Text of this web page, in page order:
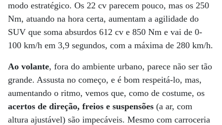
modo estratégico. Os 22 cv parecem pouco, mas os 250
Nm, atuando na hora certa, aumentam a agilidade do
SUV que soma absurdos 612 cv e 850 Nm e vai de 0-
100 km/h em 3,9 segundos, com a máxima de 280 km/h.
Ao volante, fora do ambiente urbano, parece não ser tão
grande. Assusta no começo, e é bom respeitá-lo, mas,
aumentando o ritmo, vemos que, como de costume, os
acertos de direção, freios e suspensões (a ar, com
altura ajustável) são impecáveis. Mesmo com carroceria